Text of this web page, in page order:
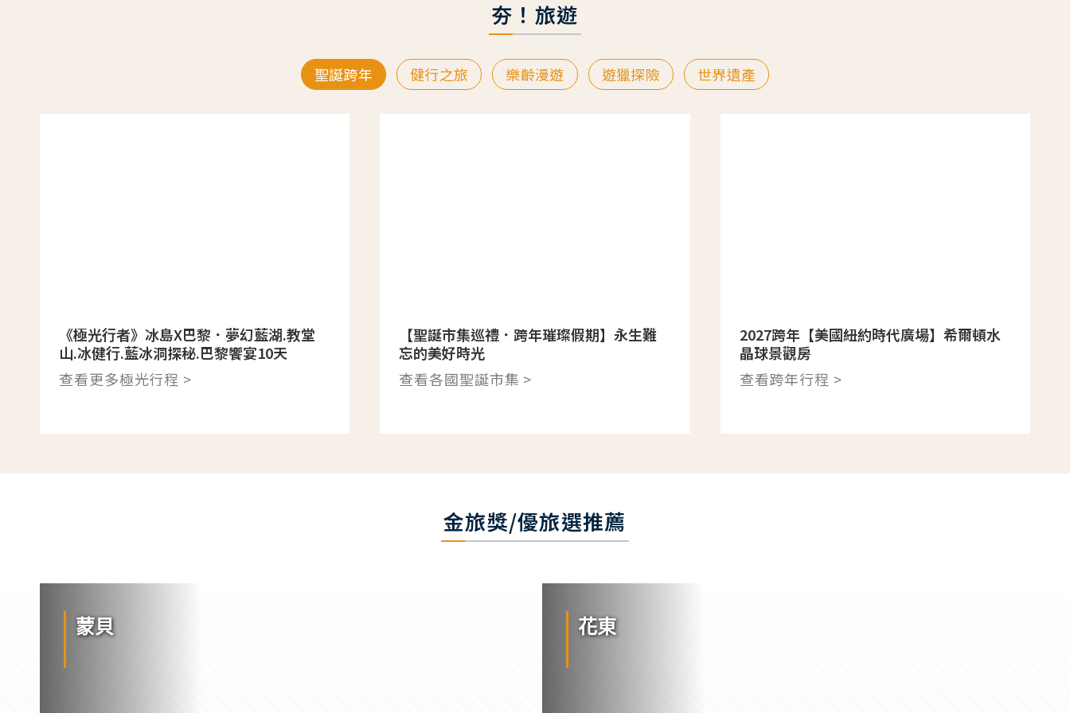
夯！旅遊
聖誕跨年 健行之旅 樂齡漫遊 遊獵探險 世界遺產
《極光行者》冰島X巴黎．夢幻藍湖.教堂
山.冰健行.藍冰洞探秘.巴黎饗宴10天
查看更多極光行程 >
【聖誕市集巡禮．跨年璀璨假期】永生難
忘的美好時光
查看各國聖誕市集 >
2027跨年【美國紐約時代廣場】希爾頓水
晶球景觀房
查看跨年行程 >
金旅獎/優旅選推薦
蒙貝 花東